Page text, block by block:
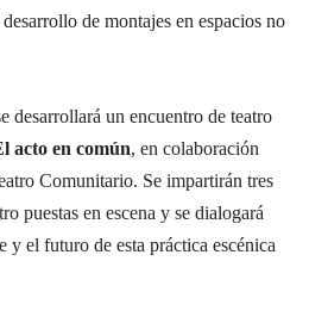
de montajes en espacios no
desarrollará un encuentro de teatro
acto en común, en colaboración
Comunitario. Se impartirán tres
puestas en escena y se dialogará
y el futuro de esta práctica escénica